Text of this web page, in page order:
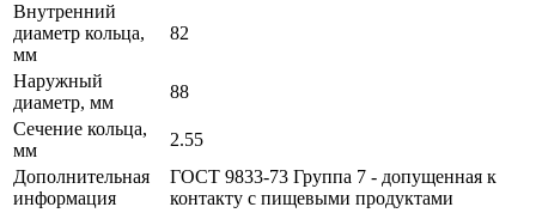
Внутренний
диаметр кольца,
мм
82
Наружный
диаметр, мм
88
Сечение кольца,
мм
2.55
Дополнительная
информация
ГОСТ 9833-73 Группа 7 - допущенная к
контакту с пищевыми продуктами